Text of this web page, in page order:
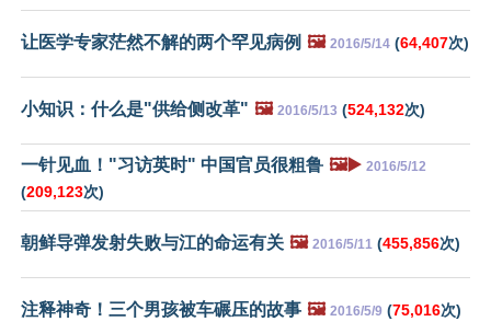
让医学专家茫然不解的两个罕见病例 🖼️ 2016/5/14 (64,407次)
小知识：什么是"供给侧改革" 🖼️ 2016/5/13 (524,132次)
一针见血！"习访英时" 中国官员很粗鲁 🖼️▶️ 2016/5/12
(209,123次)
朝鲜导弹发射失败与江的命运有关 🖼️ 2016/5/11 (455,856次)
注释神奇！三个男孩被车碾压的故事 🖼️ 2016/5/9 (75,016次)